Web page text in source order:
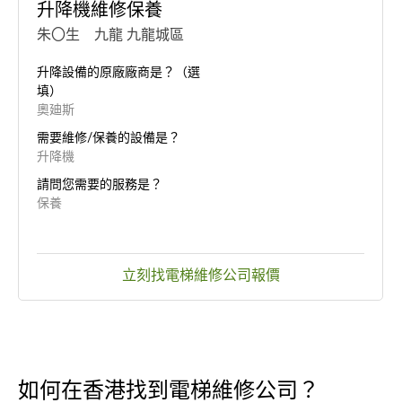
升降機維修保養
朱〇生 九龍 九龍城區
升降設備的原廠廠商是？（選
填）
奧廸斯
需要維修/保養的設備是？
升降機
請問您需要的服務是？
保養
立刻找電梯維修公司報價
如何在香港找到電梯維修公司？